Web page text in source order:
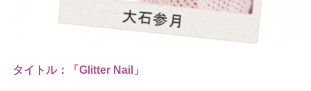
タイトル：「Glitter Nail」